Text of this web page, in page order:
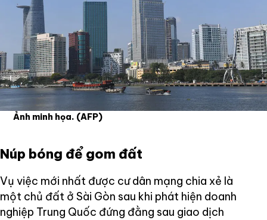
Ảnh minh họa. (AFP)
Núp bóng để gom đất
Vụ việc mới nhất được cư dân mạng chia xẻ là
một chủ đất ở Sài Gòn sau khi phát hiện doanh
nghiệp Trung Quốc đứng đằng sau giao dịch